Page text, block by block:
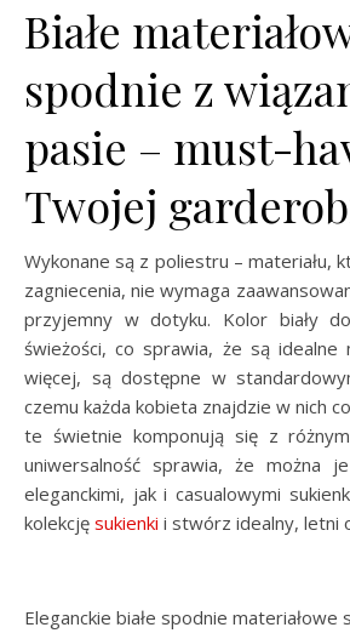
Białe
spodnie z
pasie – must-
Twojej
Wykonane są z poliestru – materiału,
zagniecenia, nie wymaga
przyjemny w dotyku. Kolor biały
świeżości, co sprawia, że są idealne
więcej, są dostępne w
czemu każda kobieta znajdzie w nich
te świetnie komponują się z
uniwersalność sprawia, że można
eleganckimi, jak i casualowymi
kolekcję sukienki i stwórz idealny, letni
Eleganckie białe spodnie materiałowe